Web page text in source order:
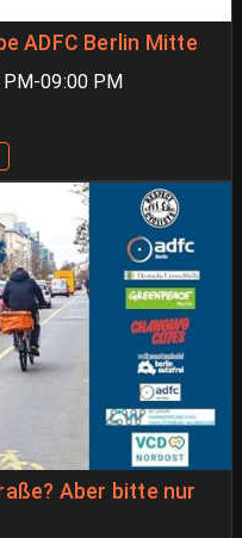
ADFC Berlin Mitte
PM-09:00 PM
Aber bitte nur